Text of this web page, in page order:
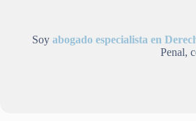
Soy abogado especialista en
Penal,